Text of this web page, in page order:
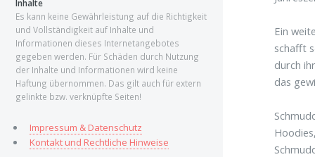
Ein
schafft
durch
das
Inhalte
Es kann keine Gewährleistung auf die Richtigkeit
und Vollständigkeit auf Inhalte und
Informationen dieses Internetangebotes
gegeben werden. Für Schäden durch Nutzung
der Inhalte und Informationen wird keine
Haftung übernommen. Das gilt auch für extern
gelinkte bzw. verknüpfte Seiten!
Impressum & Datenschutz
Kontakt und Rechtliche Hinweise